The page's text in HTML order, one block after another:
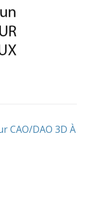
CAO/DAO 3D À